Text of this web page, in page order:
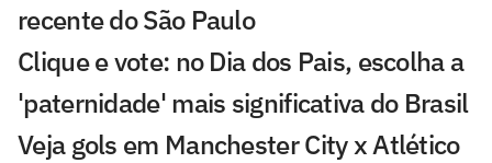
recente do São Paulo
Clique e vote: no Dia dos Pais, escolha a
'paternidade' mais significativa do Brasil
Veja gols em Manchester City x Atlético